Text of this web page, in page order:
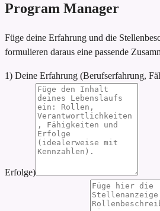
Program Manager
Füge deine Erfahrung und die
formulieren daraus eine passende
1) Deine Erfahrung (Berufserfahrung,
Erfolge)